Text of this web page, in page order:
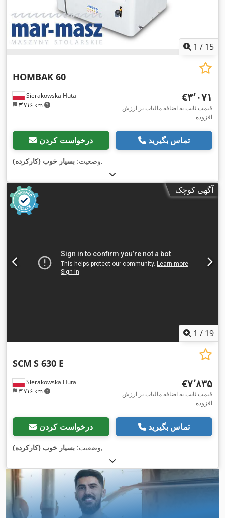
1 / 15
Sierakowska Huta
۳٬۷۱۶ km
HOMBAK 60
‎€۳٬۰۷۱
قیمت ثابت به اضافه مالیات بر ارزش
افزوده
درخواست کردن تماس بگیرید
وضعیت: بسیار خوب (کارکرده) ,
آگهی کوچک
1 / 19
Sierakowska Huta
۳٬۷۱۶ km
SCM S 630 E
‎€۷٬۸۳۵
قیمت ثابت به اضافه مالیات بر ارزش
افزوده
درخواست کردن تماس بگیرید
وضعیت: بسیار خوب (کارکرده) ,